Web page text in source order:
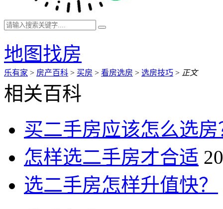
地图找房
乐有家 > 房产百科 > 买房 > 看房选房 > 选房技巧 > 正文
相关百科
买二手房应该怎么选房
怎样选二手房才合适
选二手房怎样升值快？